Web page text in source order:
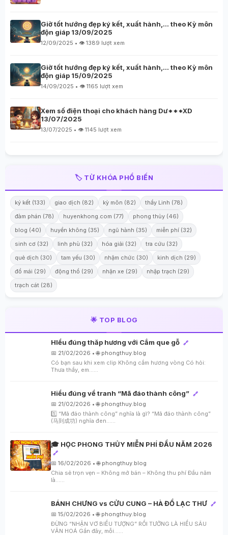
Giờ tốt hướng đẹp ký kết, xuất hành,… theo Kỳ môn
độn giáp 13/09/2025
12/09/2025 • 👁️ 1389 lượt xem
Giờ tốt hướng đẹp ký kết, xuất hành,… theo Kỳ môn
độn giáp 15/09/2025
14/09/2025 • 👁️ 1165 lượt xem
Xem số điện thoại cho khách hàng Dư***XD
13/07/2025
13/07/2025 • 👁️ 1145 lượt xem
🏷️ TỪ KHÓA PHỔ BIẾN
ký kết (133) giao dịch (82) kỳ môn (82)
thầy Linh (78)
đàm phán (78)
huyenkhong.com (77)
phong thủy (46)
blog (40)
huyền không (35) ngũ hành (35)
miễn phí (32)
sinh cơ (32)
linh phù (32) hóa giải (32)
tra cứu (32)
quẻ dịch (30)
tam yếu (30) nhậm chức (30)
kinh dịch (29)
đổ mái (29)
động thổ (29) nhận xe (29)
nhập trạch (29)
trạch cát (28)
🌟 TOP BLOG
HIểu đúng thăp hương với Cắm que gỗ 🔗
📅 21/02/2026 • 🌐 phongthuy.blog
Có bạn sau khi xem clip Không cắm hương vòng Có hỏi:
Thưa thầy, em…...
Hiểu đúng về tranh “Mã đáo thành công” 🔗
📅 21/02/2026 • 🌐 phongthuy.blog
1️⃣ “Mã đáo thành công” nghĩa là gì? “Mã đáo thành công”
(马到成功) nghĩa đen…...
🎓 HỌC PHONG THỦY MIỄN PHÍ ĐẦU NĂM 2026
🔗
📅 16/02/2026 • 🌐 phongthuy.blog
Chia sẻ trọn vẹn – Không mở bán – Không thu phí Đầu năm
là…...
BÁNH CHƯNG vs CỬU CUNG – HÀ ĐỒ LẠC THƯ 🔗
📅 15/02/2026 • 🌐 phongthuy.blog
ĐỪNG “NHẬN VƠ BIỂU TƯỢNG” RỒI TƯỞNG LÀ HIỂU SÂU
VĂN HOÁ Gần đây, mỗi…...